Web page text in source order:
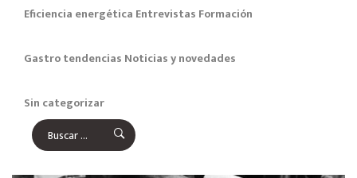
Eficiencia energética Entrevistas Formación
Gastro tendencias Noticias y novedades
Sin categorizar